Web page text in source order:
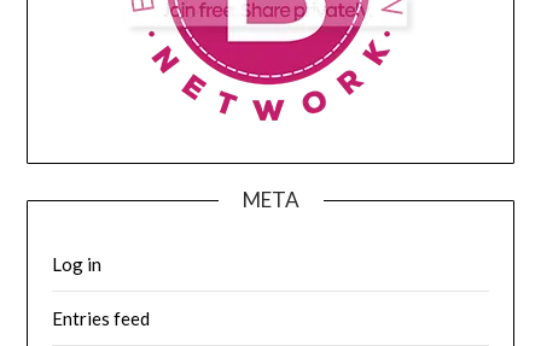
META
Log in
Entries feed